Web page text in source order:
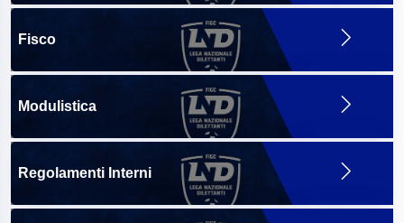
Fisco
Modulistica
Regolamenti Interni